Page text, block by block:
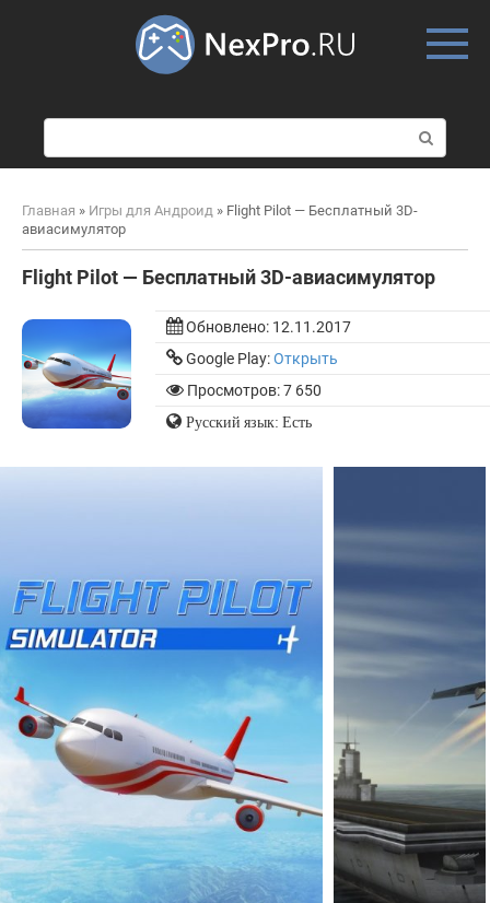
о
и
к
Главная » Игры для Андроид » Flight Pilot — Бесплатный 3D-
авиасимулятор
Flight Pilot — Бесплатный 3D-авиасимулятор
Обновлено: 12.11.2017
Google Play:Открыть
Просмотров: 7 650
Русский язык: Есть